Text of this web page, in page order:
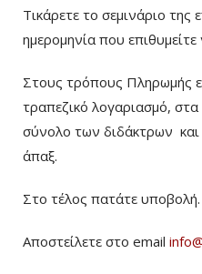
Τικάρετε το σεμινάριο της
ημερομηνία που επιθυμείτε
Στους τρόπους Πληρωμής
τραπεζικό λογαριασμό,
σύνολο των διδάκτρων
άπαξ.
Στο τέλος πατάτε υποβολή.
Αποστείλετε στο email